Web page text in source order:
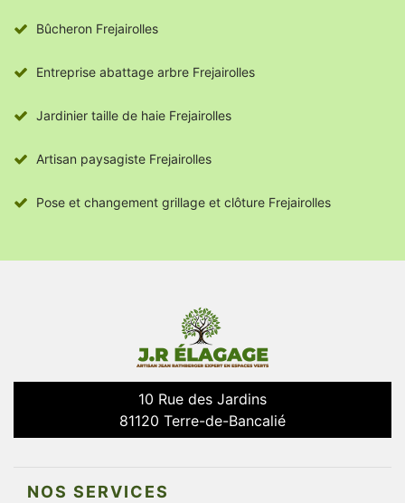
Bûcheron Frejairolles
Entreprise abattage arbre Frejairolles
Jardinier taille de haie Frejairolles
Artisan paysagiste Frejairolles
Pose et changement grillage et clôture Frejairolles
10 Rue des Jardins
81120 Terre-de-Bancalié
NOS SERVICES